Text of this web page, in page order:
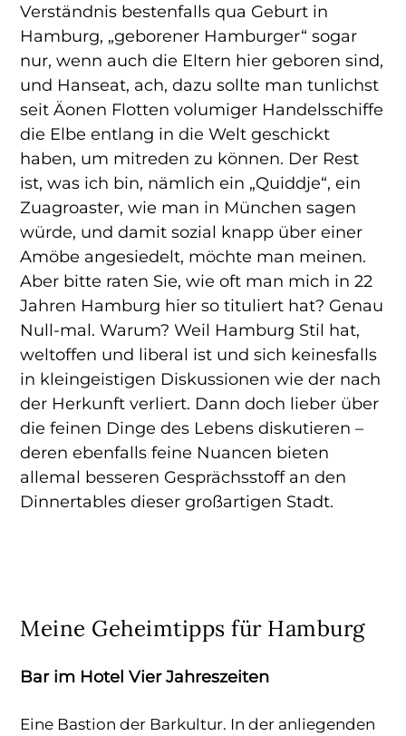
Verständnis bestenfalls qua Geburt in
Hamburg, „geborener Hamburger“ sogar
nur, wenn auch die Eltern hier geboren sind,
und Hanseat, ach, dazu sollte man tunlichst
seit Äonen Flotten volumiger Handelsschiffe
die Elbe entlang in die Welt geschickt
haben, um mitreden zu können. Der Rest
ist, was ich bin, nämlich ein „Quiddje“, ein
Zuagroaster, wie man in München sagen
würde, und damit sozial knapp über einer
Amöbe angesiedelt, möchte man meinen.
Aber bitte raten Sie, wie oft man mich in 22
Jahren Hamburg hier so tituliert hat? Genau
Null-mal. Warum? Weil Hamburg Stil hat,
weltoffen und liberal ist und sich keinesfalls
in kleingeistigen Diskussionen wie der nach
der Herkunft verliert. Dann doch lieber über
die feinen Dinge des Lebens diskutieren –
deren ebenfalls feine Nuancen bieten
allemal besseren Gesprächsstoff an den
Dinnertables dieser großartigen Stadt.
Meine Geheimtipps für Hamburg
Bar im Hotel Vier Jahreszeiten
Eine Bastion der Barkultur. In der anliegenden